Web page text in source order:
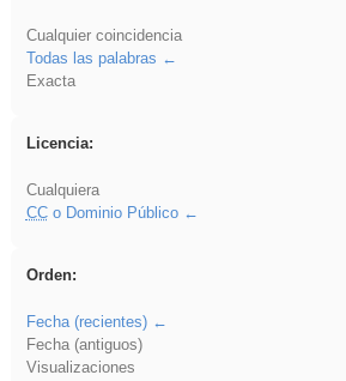
Cualquier coincidencia
Todas las palabras
Exacta
Licencia:
Cualquiera
CCo Dominio Público
Orden:
Fecha (recientes)
Fecha (antiguos)
Visualizaciones